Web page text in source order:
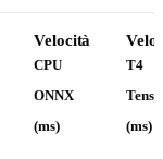
Velocità
CPU
ONNX
(ms)
T4
(ms)